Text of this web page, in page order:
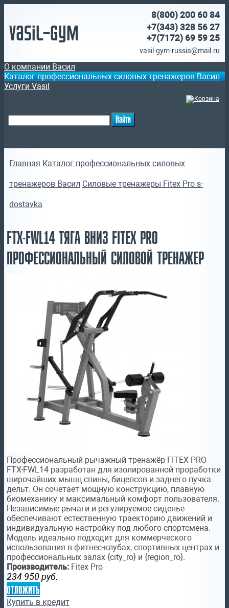
Vasil-Gym
8(800) 200 60 84
+7(343) 328 56 27
+7(7172) 69 59 25
vasil-gym-russia@mail.ru
О компании Васил
Каталог профессиональных силовых тренажеров Васил
Услуги Vasil
Главная Каталог профессиональных силовых
тренажеров Васил Силовые тренажеры Fitex Pro s-
dostavka
FTX-FWL14 ТЯГА ВНИЗ FITEX PRO
ПРОФЕССИОНАЛЬНЫЙ СИЛОВОЙ ТРЕНАЖЕР
Профессиональный рычажный тренажёр FITEX PRO
FTX-FWL14 разработан для изолированной проработки
широчайших мышц спины, бицепсов и заднего пучка
дельт. Он сочетает мощную конструкцию, плавную
биомеханику и максимальный комфорт пользователя.
Независимые рычаги и регулируемое сиденье
обеспечивают естественную траекторию движений и
индивидуальную настройку под любого спортсмена.
Модель идеально подходит для коммерческого
использования в фитнес-клубах, спортивных центрах и
профессиональных залах {city_ro} и {region_ro}.
Производитель: Fitex Pro
234 950 руб.
отложить
Купить в кредит